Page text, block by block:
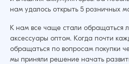
22 ₽
Защитное стекло для
нам удалось открыть 5 розничных
К нам все чаще стали обращаться
аксессуары оптом. Когда почти
обращаться по вопросам покупки
мы приняли решение начать